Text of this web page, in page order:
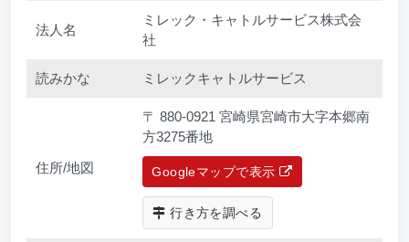
法人名
ミレック・キャトルサービス株式会
社
読みかな ミレックキャトルサービス
住所/地図
〒 880-0921 宮崎県宮崎市大字本郷南
方3275番地
Googleマップで表示
行き方を調べる